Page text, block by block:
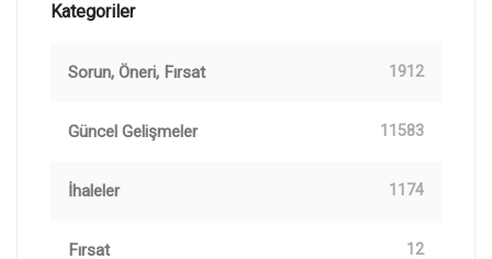
Kategoriler
Sorun, Öneri, Fırsat 1912
Güncel Gelişmeler 11583
İhaleler 1174
Fırsat 12